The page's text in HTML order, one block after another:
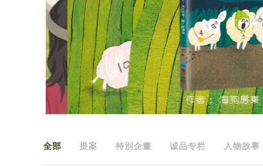
全部 提案 特別企畫 诚品专栏 人物故事